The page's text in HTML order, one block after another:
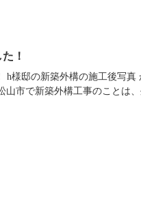
！
様邸の新築外構の施工後写真
市で新築外構工事のことは